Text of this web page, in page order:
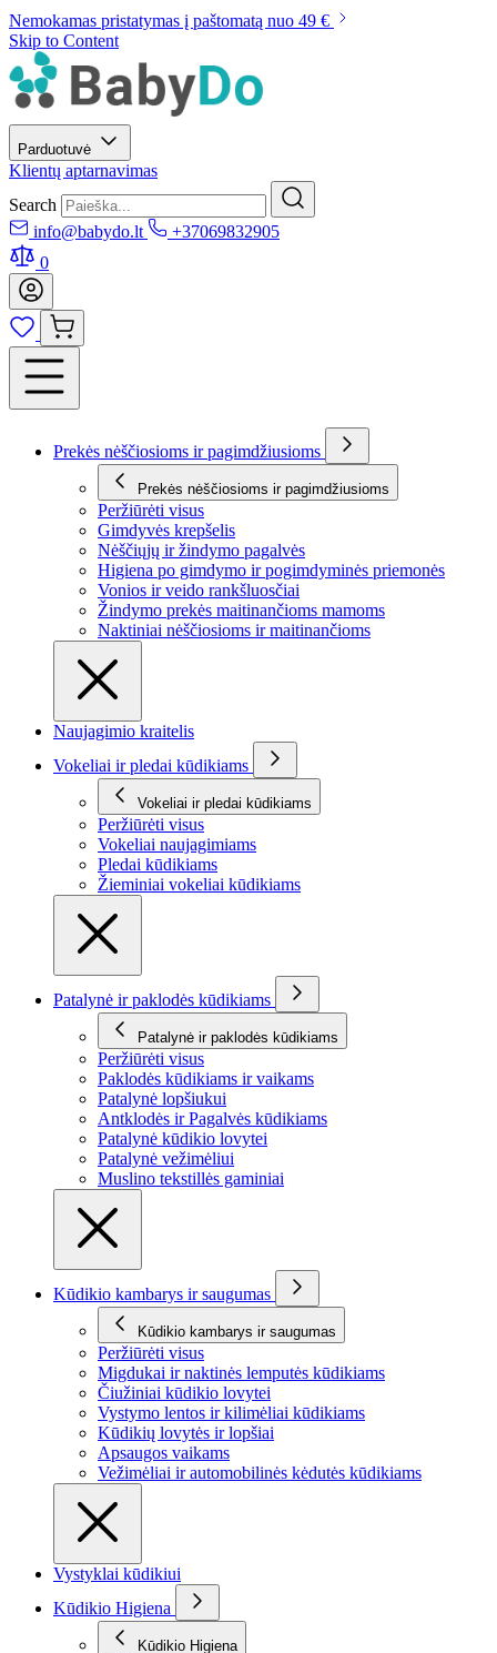
Nemokamas pristatymas į paštomatą nuo 49 €
Skip to Content
Parduotuvė
Klientų aptarnavimas
Search
info@babydo.lt
+37069832905
0
Prekės nėščiosioms ir pagimdžiusioms
Prekės nėščiosioms ir pagimdžiusioms
Peržiūrėti visus
Gimdyvės krepšelis
Nėščiųjų ir žindymo pagalvės
Higiena po gimdymo ir pogimdyminės priemonės
Vonios ir veido rankšluosčiai
Žindymo prekės maitinančioms mamoms
Naktiniai nėščiosioms ir maitinančioms
Naujagimio kraitelis
Vokeliai ir pledai kūdikiams
Vokeliai ir pledai kūdikiams
Peržiūrėti visus
Vokeliai naujagimiams
Pledai kūdikiams
Žieminiai vokeliai kūdikiams
Patalynė ir paklodės kūdikiams
Patalynė ir paklodės kūdikiams
Peržiūrėti visus
Paklodės kūdikiams ir vaikams
Patalynė lopšiukui
Antklodės ir Pagalvės kūdikiams
Patalynė kūdikio lovytei
Patalynė vežimėliui
Muslino tekstillės gaminiai
Kūdikio kambarys ir saugumas
Kūdikio kambarys ir saugumas
Peržiūrėti visus
Migdukai ir naktinės lemputės kūdikiams
Čiužiniai kūdikio lovytei
Vystymo lentos ir kilimėliai kūdikiams
Kūdikių lovytės ir lopšiai
Apsaugos vaikams
Vežimėliai ir automobilinės kėdutės kūdikiams
Vystyklai kūdikiui
Kūdikio Higiena
Kūdikio Higiena